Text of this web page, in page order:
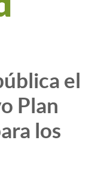
el
Plan
los